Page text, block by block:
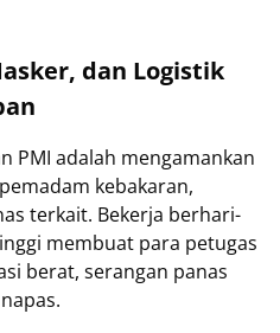
dan Logistik
PMI adalah mengamankan
kebakaran,
terkait. Bekerja berhari-
membuat para petugas
berat, serangan panas